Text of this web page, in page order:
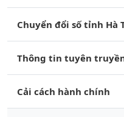
Chuyển đổi số tỉnh Hà
Thông tin tuyên
Cải cách hành chính